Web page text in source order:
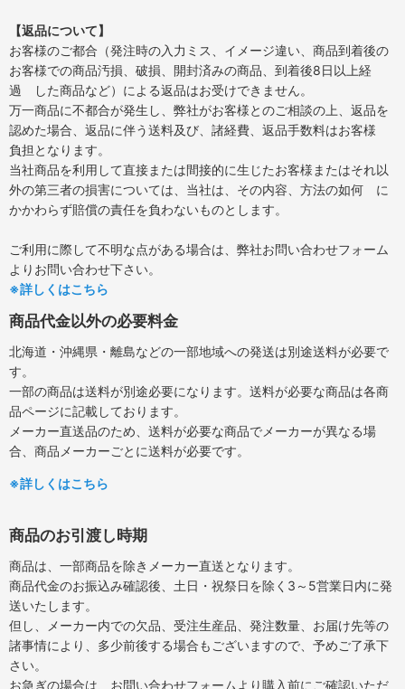
【返品について】
お客様のご都合（発注時の入力ミス、イメージ違い、商品到着後の
お客様での商品汚損、破損、開封済みの商品、到着後8日以上経
過 した商品など）による返品はお受けできません。
万一商品に不都合が発生し、弊社がお客様とのご相談の上、返品を
認めた場合、返品に伴う送料及び、諸経費、返品手数料はお客様
負担となります。
当社商品を利用して直接または間接的に生じたお客様またはそれ以
外の第三者の損害については、当社は、その内容、方法の如何 に
かかわらず賠償の責任を負わないものとします。
ご利用に際して不明な点がある場合は、弊社お問い合わせフォーム
よりお問い合わせ下さい。
※詳しくはこちら
商品代金以外の必要料金
北海道・沖縄県・離島などの一部地域への発送は別途送料が必要で
す。
一部の商品は送料が別途必要になります。送料が必要な商品は各商
品ページに記載しております。
メーカー直送品のため、送料が必要な商品でメーカーが異なる場
合、商品メーカーごとに送料が必要です。
※詳しくはこちら
商品のお引渡し時期
商品は、一部商品を除きメーカー直送となります。
商品代金のお振込み確認後、土日・祝祭日を除く3～5営業日内に発
送いたします。
但し、メーカー内での欠品、受注生産品、発注数量、お届け先等の
諸事情により、多少前後する場合もございますので、予めご了承下
さい。
お急ぎの場合は、お問い合わせフォームより購入前にご確認いただ